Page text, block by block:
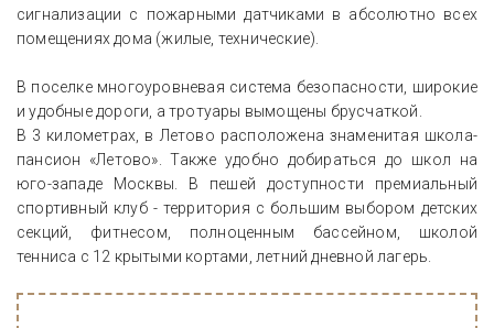
сигнализации с пожарными датчиками в абсолютно всех
помещениях дома (жилые, технические).
В поселке многоуровневая система безопасности, широкие
и удобные дороги, а тротуары вымощены брусчаткой.
В 3 километрах, в Летово расположена знаменитая школа-
пансион «Летово». Также удобно добираться до школ на
юго-западе Москвы. В пешей доступности премиальный
спортивный клуб - территория с большим выбором детских
секций, фитнесом, полноценным бассейном, школой
тенниса с 12 крытыми кортами, летний дневной лагерь.